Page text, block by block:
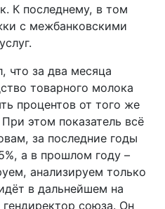
К последнему, в том
с межбанковскими
что за два месяца
товарного молока
процентов от того же
этом показатель всё
за последние годы
а в прошлом году –
анализируем только
в дальнейшем на
союза. Он